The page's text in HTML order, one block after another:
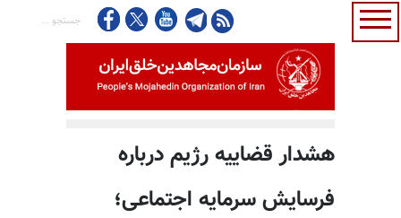
هشدار قضاییه رژیم درباره
فرسایش سرمایه اجتماعی؛